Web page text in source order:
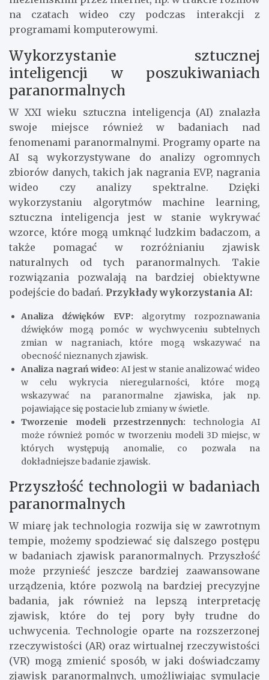
na czatach wideo czy podczas interakcji z
programami komputerowymi.
Wykorzystanie sztucznej
inteligencji w poszukiwaniach
paranormalnych
W XXI wieku sztuczna inteligencja (AI) znalazła
swoje miejsce również w badaniach nad
fenomenami paranormalnymi. Programy oparte na
AI są wykorzystywane do analizy ogromnych
zbiorów danych, takich jak nagrania EVP, nagrania
wideo czy analizy spektralne. Dzięki
wykorzystaniu algorytmów machine learning,
sztuczna inteligencja jest w stanie wykrywać
wzorce, które mogą umknąć ludzkim badaczom, a
także pomagać w rozróżnianiu zjawisk
naturalnych od tych paranormalnych. Takie
rozwiązania pozwalają na bardziej obiektywne
podejście do badań. Przykłady wykorzystania AI:
Analiza dźwięków EVP: algorytmy rozpoznawania
dźwięków mogą pomóc w wychwyceniu subtelnych
zmian w nagraniach, które mogą wskazywać na
obecność nieznanych zjawisk.
Analiza nagrań wideo: AI jest w stanie analizować wideo
w celu wykrycia nieregularności, które mogą
wskazywać na paranormalne zjawiska, jak np.
pojawiające się postacie lub zmiany w świetle.
Tworzenie modeli przestrzennych: technologia AI
może również pomóc w tworzeniu modeli 3D miejsc, w
których występują anomalie, co pozwala na
dokładniejsze badanie zjawisk.
Przyszłość technologii w badaniach
paranormalnych
W miarę jak technologia rozwija się w zawrotnym
tempie, możemy spodziewać się dalszego postępu
w badaniach zjawisk paranormalnych. Przyszłość
może przynieść jeszcze bardziej zaawansowane
urządzenia, które pozwolą na bardziej precyzyjne
badania, jak również na lepszą interpretację
zjawisk, które do tej pory były trudne do
uchwycenia. Technologie oparte na rozszerzonej
rzeczywistości (AR) oraz wirtualnej rzeczywistości
(VR) mogą zmienić sposób, w jaki doświadczamy
zjawisk paranormalnych, umożliwiając symulacje